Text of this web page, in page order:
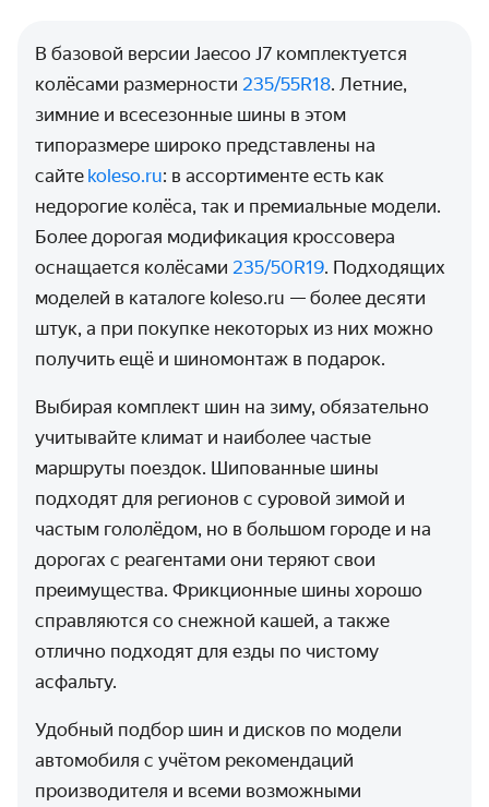
В базовой версии Jaecoo J7 комплектуется
колёсами размерности 235/55R18. Летние,
зимние и всесезонные шины в этом
типоразмере широко представлены на
сайте koleso.ru: в ассортименте есть как
недорогие колёса, так и премиальные модели.
Более дорогая модификация кроссовера
оснащается колёсами 235/50R19. Подходящих
моделей в каталоге koleso.ru — более десяти
штук, а при покупке некоторых из них можно
получить ещё и шиномонтаж в подарок.
Выбирая комплект шин на зиму, обязательно
учитывайте климат и наиболее частые
маршруты поездок. Шипованные шины
подходят для регионов с суровой зимой и
частым гололёдом, но в большом городе и на
дорогах с реагентами они теряют свои
преимущества. Фрикционные шины хорошо
справляются со снежной кашей, а также
отлично подходят для езды по чистому
асфальту.
Удобный подбор шин и дисков по модели
автомобиля с учётом рекомендаций
производителя и всеми возможными